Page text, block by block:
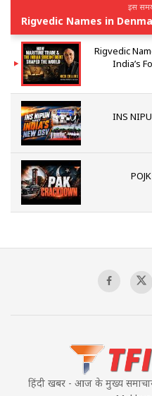
इस
Rigvedic
India’s
INS
हिंदी खबर - आज के मुख्य